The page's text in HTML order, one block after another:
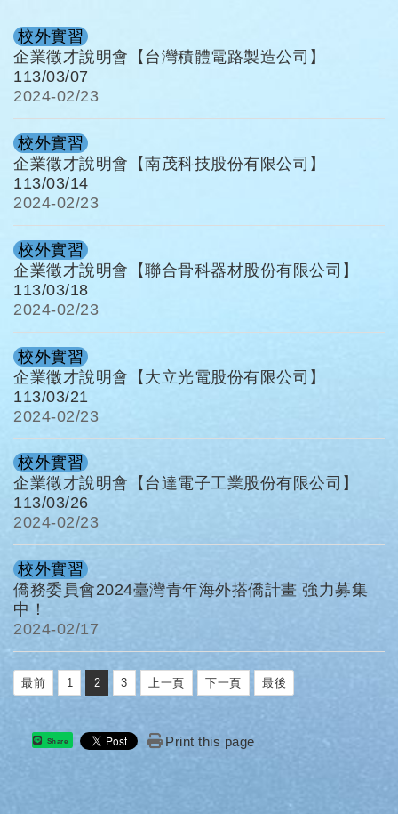
校外實習
企業徵才說明會【台灣積體電路製造公司】
113/03/07
2024-02/23
校外實習
企業徵才說明會【南茂科技股份有限公司】
113/03/14
2024-02/23
校外實習
企業徵才說明會【聯合骨科器材股份有限公司】
113/03/18
2024-02/23
校外實習
企業徵才說明會【大立光電股份有限公司】
113/03/21
2024-02/23
校外實習
企業徵才說明會【台達電子工業股份有限公司】
113/03/26
2024-02/23
校外實習
僑務委員會2024臺灣青年海外搭僑計畫 強力募集
中！
2024-02/17
最前 1 2 3 上一頁 下一頁 最後
Share Print this page